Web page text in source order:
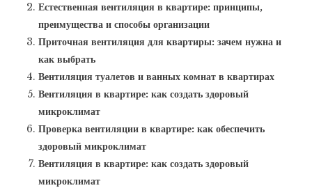
Естественная вентиляция в квартире: принципы,
преимущества и способы организации
Приточная вентиляция для квартиры: зачем нужна и
как выбрать
Вентиляция туалетов и ванных комнат в квартирах
Вентиляция в квартире: как создать здоровый
микроклимат
Проверка вентиляции в квартире: как обеспечить
здоровый микроклимат
Вентиляция в квартире: как создать здоровый
микроклимат